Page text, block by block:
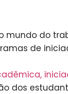
mundo do
de
dos